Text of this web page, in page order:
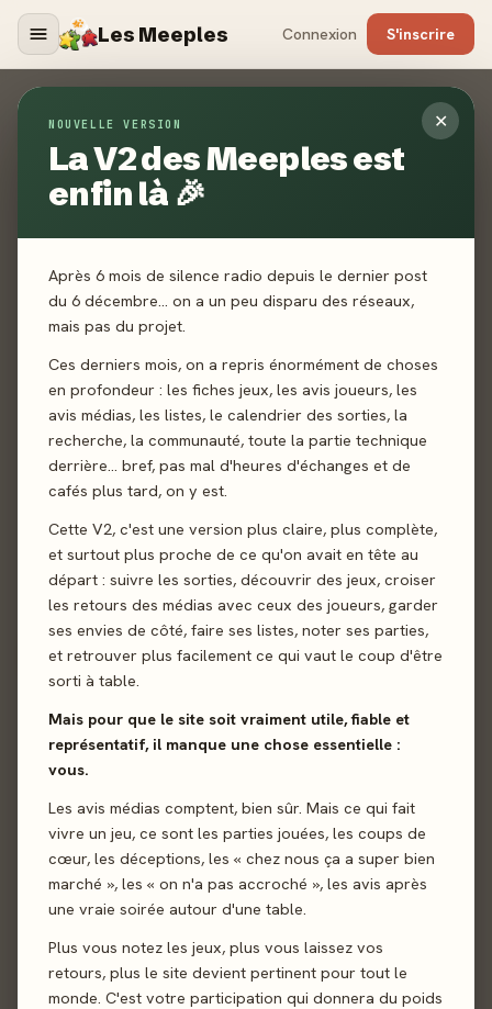
Les Meeples Connexion S'inscrire
✕
NOUVELLE VERSION
La V2 des Meeples est
enfin là 🎉
Après 6 mois de silence radio depuis le dernier post
du 6 décembre… on a un peu disparu des réseaux,
mais pas du projet.
Ces derniers mois, on a repris énormément de choses
en profondeur : les fiches jeux, les avis joueurs, les
avis médias, les listes, le calendrier des sorties, la
recherche, la communauté, toute la partie technique
derrière… bref, pas mal d'heures d'échanges et de
cafés plus tard, on y est.
Cette V2, c'est une version plus claire, plus complète,
et surtout plus proche de ce qu'on avait en tête au
départ : suivre les sorties, découvrir des jeux, croiser
les retours des médias avec ceux des joueurs, garder
ses envies de côté, faire ses listes, noter ses parties,
et retrouver plus facilement ce qui vaut le coup d'être
sorti à table.
Mais pour que le site soit vraiment utile, fiable et
représentatif, il manque une chose essentielle :
vous.
Les avis médias comptent, bien sûr. Mais ce qui fait
vivre un jeu, ce sont les parties jouées, les coups de
cœur, les déceptions, les « chez nous ça a super bien
marché », les « on n'a pas accroché », les avis après
une vraie soirée autour d'une table.
Plus vous notez les jeux, plus vous laissez vos
retours, plus le site devient pertinent pour tout le
monde. C'est votre participation qui donnera du poids
Contact
ACCUEIL CONTACT
toute autre demande ? Envoyez-nous un mail, nous vous
répondrons dans les plus brefs délais.
Envoyer